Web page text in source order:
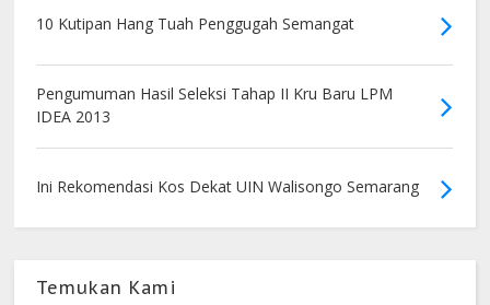
10 Kutipan Hang Tuah Penggugah Semangat
Pengumuman Hasil Seleksi Tahap II Kru Baru LPM
IDEA 2013
Ini Rekomendasi Kos Dekat UIN Walisongo Semarang
Temukan Kami